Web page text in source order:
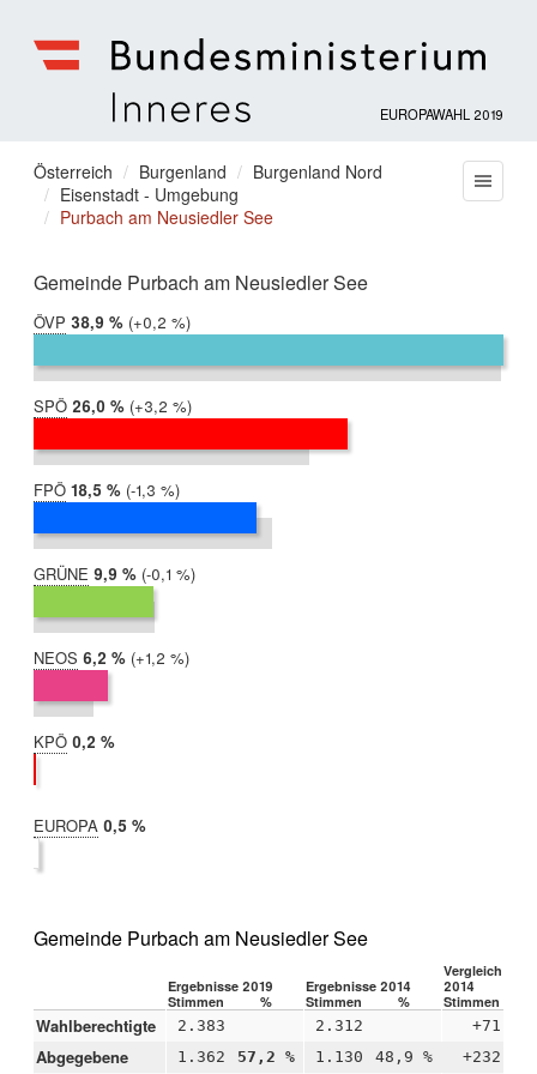
für
Inneres
EUROPAWAHL 2019
Sie
befinden
sich
Österreich Burgenland
Burgenland Nord
Eisenstadt - Umgebung
Purbach am Neusiedler See
Gemeinde Purbach am Neusiedler See
ÖVP 2019:
38,9 %
2014:
38,6 %
Differenz:
+0,2 %
SPÖ 2019:
26,0 %
2014:
22,8 %
Differenz:
+3,2 %
FPÖ 2019:
18,5 %
2014:
19,7 %
Differenz:
-1,3 %
GRÜNE 2019:
9,9 %
2014:
10,0 %
Differenz:
-0,1 %
NEOS 2019:
6,2 %
2014:
5,0 %
Differenz:
+1,2 %
KPÖ 2019:
0,2 %
EUROPA 2019:
0,5 %
Gemeinde Purbach am Neusiedler See
Ergebnisse 2019 Ergebnisse 2014
Vergleich
2014
Stimmen
% Stimmen % Stimmen
Wahlberechtigte 2.383 2.312 +71
Abgegebene 1.362 57,2 % 1.130 48,9 % +232